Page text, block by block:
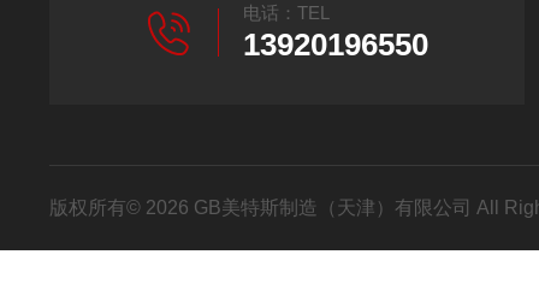
电话：TEL
13920196550
版权所有© 2026 GB美特斯制造（天津）有限公司 All